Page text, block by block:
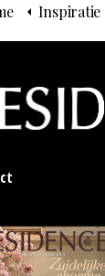
Inspiratie